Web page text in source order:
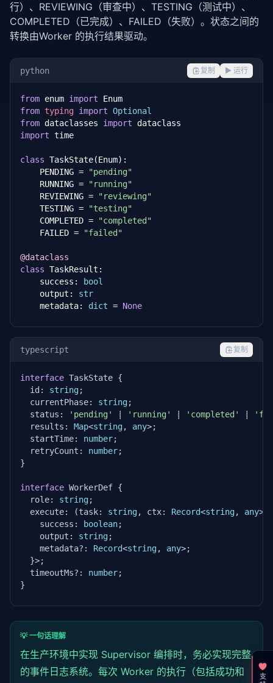
行）、REVIEWING（审查中）、TESTING（测试中）、
COMPLETED（已完成）、FAILED（失败）。状态之间的
转换由Worker 的执行结果驱动。
python 复制 ▶ 运行
from enum import
from typing import Optional
from dataclasses import
import time
class TaskState(Enum):
    PENDING =
"pending"
    RUNNING =
"running"
    REVIEWING =
"reviewing"
    TESTING =
"testing"
    COMPLETED =
"completed"
    FAILED =
"failed"
@dataclass
class TaskResult:
    success:
bool
    output:
str
    metadata:
dict = None
class WorkerAgent:
"""Worker Agent 基类，定义统一的执行接口"""
self.name = name
self.role = role
self.timeout = timeout
self.task_count = 0
def execute(self
"""执行子任务，子类实现具体逻辑"""
        start_time = time.time()
            result =
self
return result
except TimeoutError:
return TaskResult(
                success=
False
                output=
            )
                output=
f"Worker {self.name} 执行失
            )
def _do_execute(self, task: str , context: dict
raise NotImplementedError
typescript 复制
interface TaskState {
  id:
string;
  currentPhase:
string;
  status:
'pending' 'running' 'completed'
  results:
Map<string, any>;
  startTime:
number;
  retryCount:
number;
}
interface WorkerDef {
  role:
string;
  execute: (task:
string, ctx: Record<string, any>)
    success:
boolean;
    output:
string;
    metadata?:
Record<string, any>;
  }>;
  timeoutMs?:
number;
}
class SupervisorEngine {
private workers: Map<string, WorkerDef>;
private activeTasks:
constructor(
💡 一句话理解
在生产环境中实现 Supervisor 编排时，务必实现完整
的事件日志系统。每次 Worker 的执行（包括成功和